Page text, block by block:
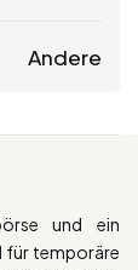
Andere
und ein
für temporäre